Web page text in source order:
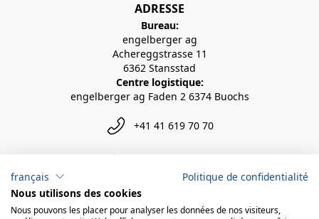
ADRESSE
Bureau:
engelberger ag
Achereggstrasse 11
6362 Stansstad
Centre logistique:
engelberger ag Faden 2 6374 Buochs
+41 41 619 70 70
français
Politique de confidentialité
Nous utilisons des cookies
Nous pouvons les placer pour analyser les données de nos visiteurs,